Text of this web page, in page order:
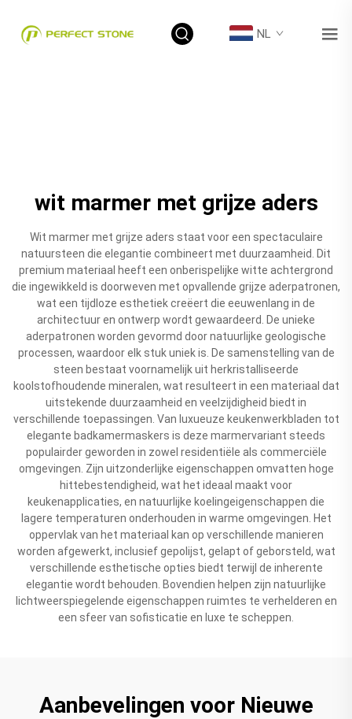
NL
wit marmer met grijze aders
Wit marmer met grijze aders staat voor een spectaculaire
natuursteen die elegantie combineert met duurzaamheid. Dit
premium materiaal heeft een onberispelijke witte achtergrond
die ingewikkeld is doorweven met opvallende grijze aderpatronen,
wat een tijdloze esthetiek creëert die eeuwenlang in de
architectuur en ontwerp wordt gewaardeerd. De unieke
aderpatronen worden gevormd door natuurlijke geologische
processen, waardoor elk stuk uniek is. De samenstelling van de
steen bestaat voornamelijk uit herkristalliseerde
koolstofhoudende mineralen, wat resulteert in een materiaal dat
uitstekende duurzaamheid en veelzijdigheid biedt in
verschillende toepassingen. Van luxueuze keukenwerkbladen tot
elegante badkamermaskers is deze marmervariant steeds
populairder geworden in zowel residentiële als commerciële
omgevingen. Zijn uitzonderlijke eigenschappen omvatten hoge
hittebestendigheid, wat het ideaal maakt voor
keukenapplicaties, en natuurlijke koelingeigenschappen die
lagere temperaturen onderhouden in warme omgevingen. Het
oppervlak van het materiaal kan op verschillende manieren
worden afgewerkt, inclusief gepolijst, gelapt of geborsteld, wat
verschillende esthetische opties biedt terwijl de inherente
elegantie wordt behouden. Bovendien helpen zijn natuurlijke
lichtweerspiegelende eigenschappen ruimtes te verhelderen en
een sfeer van sofisticatie en luxe te scheppen.
Aanbevelingen voor Nieuwe